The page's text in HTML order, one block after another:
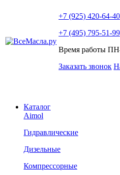
+7 (925) 420-64-40
+7 (495) 795-51-99
Время работы
Заказать звонок
Каталог
Aimol
Гидравлические
Дизельные
Компрессорные